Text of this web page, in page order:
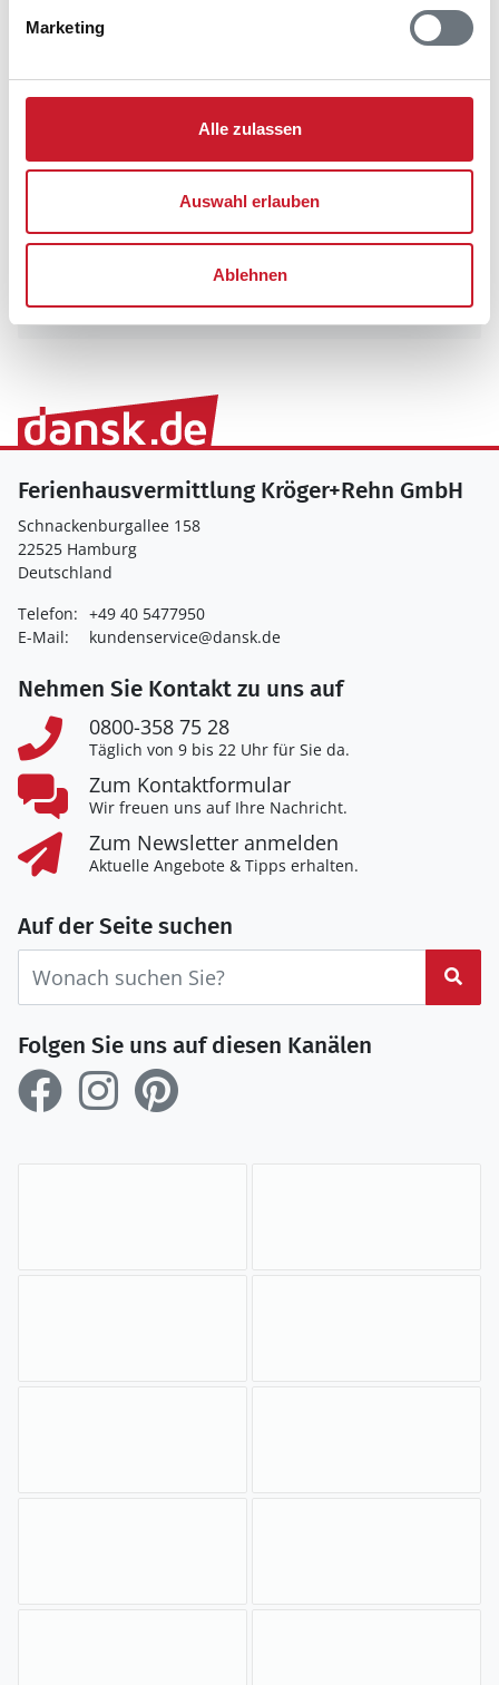
Marketing
Alle zulassen
Auswahl erlauben
Ablehnen
Ferienhausvermittlung Kröger+Rehn GmbH
Schnackenburgallee 158
22525 Hamburg
Deutschland
Telefon: +49 40 5477950
E-Mail:
kundenservice@dansk.de
Nehmen Sie Kontakt zu uns auf
0800-358 75 28
Täglich von 9 bis 22 Uhr für Sie da.
Zum Kontaktformular
Wir freuen uns auf Ihre Nachricht.
Zum Newsletter anmelden
Aktuelle Angebote & Tipps erhalten.
Auf der Seite suchen
Folgen Sie uns auf diesen Kanälen